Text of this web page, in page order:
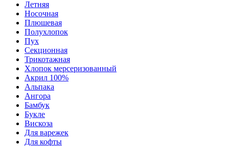
Летняя
Носочная
Плюшевая
Полухлопок
Пух
Секционная
Трикотажная
Хлопок мерсеризованный
Акрил 100%
Альпака
Ангора
Бамбук
Букле
Вискоза
Для варежек
Для кофты